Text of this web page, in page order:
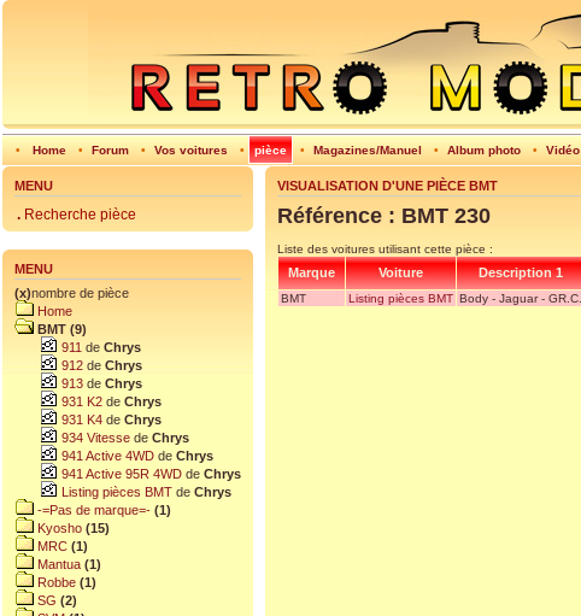
• Home • Forum • Vos voitures • pièce • Magazines/Manuel • Album photo • Vidéo
MENU
. Recherche pièce
MENU
(x)nombre de pièce
Home
BMT (9)
911 de Chrys
912 de Chrys
913 de Chrys
931 K2 de Chrys
931 K4 de Chrys
934 Vitesse de Chrys
941 Active 4WD de Chrys
941 Active 95R 4WD de Chrys
Listing pièces BMT de Chrys
-=Pas de marque=- (1)
Kyosho (15)
MRC (1)
Mantua (1)
Robbe (1)
SG (2)
VISUALISATION D'UNE PIÈCE BMT
Référence : BMT 230
Liste des voitures utilisant cette pièce :
Marque Voiture Description 1
BMT Listing pièces BMT Body - Jaguar - GR.C.